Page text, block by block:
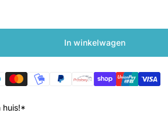
Strap
voor Head Strap
In winkelwagen
huis!*